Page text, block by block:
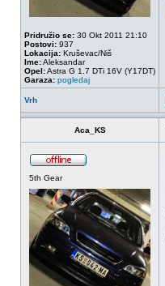
Pridružio se: 30 Okt 2011 21:10
Postovi: 937
Lokacija: Kruševac/Niš
Ime:Aleksandar
Opel:Astra G 1.7 DTi 16V (Y17DT)
Garaza: pogledaj
Vrh
Aca_KS
5th Gear